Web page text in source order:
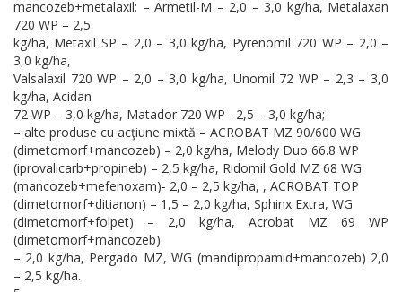
mancozeb+metalaxil: – Armetil-M – 2,0 – 3,0 kg/ha, Metalaxan
720 WP – 2,5
kg/ha, Metaxil SP – 2,0 – 3,0 kg/ha, Pyrenomil 720 WP – 2,0 –
3,0 kg/ha,
Valsalaxil 720 WP – 2,0 – 3,0 kg/ha, Unomil 72 WP – 2,3 – 3,0
kg/ha, Acidan
72 WP – 3,0 kg/ha, Matador 720 WP– 2,5 – 3,0 kg/ha;
– alte produse cu acţiune mixtă – ACROBAT MZ 90/600 WG
(dimetomorf+mancozeb) – 2,0 kg/ha, Melody Duo 66.8 WP
(iprovalicarb+propineb) – 2,5 kg/ha, Ridomil Gold MZ 68 WG
(mancozeb+mefenoxam)- 2,0 – 2,5 kg/ha, , ACROBAT TOP
(dimetomorf+ditianon) – 1,5 – 2,0 kg/ha, Sphinx Extra, WG
(dimetomorf+folpet) – 2,0 kg/ha, Acrobat MZ 69 WP
(dimetomorf+mancozeb)
– 2,0 kg/ha, Pergado MZ, WG (mandipropamid+mancozeb) 2,0
– 2,5 kg/ha.